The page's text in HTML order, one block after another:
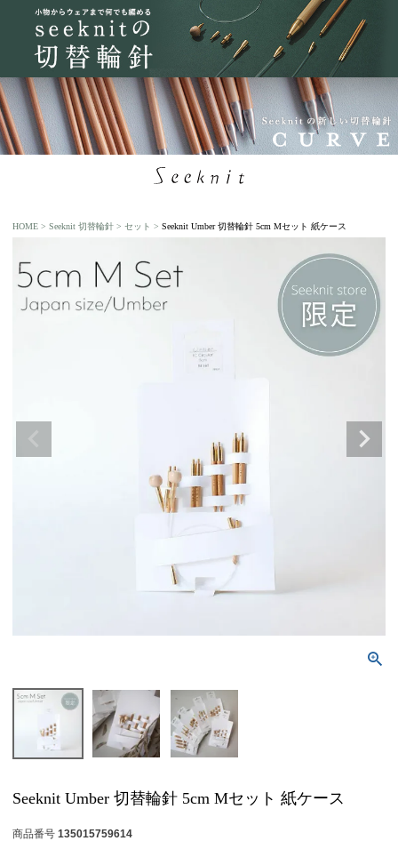
HOME Seeknit 切替輪針 セット Seeknit Umber 切替輪針 5cm Mセット 紙ケース
Seeknit Umber 切替輪針 5cm Mセット 紙ケース
商品番号 135015759614